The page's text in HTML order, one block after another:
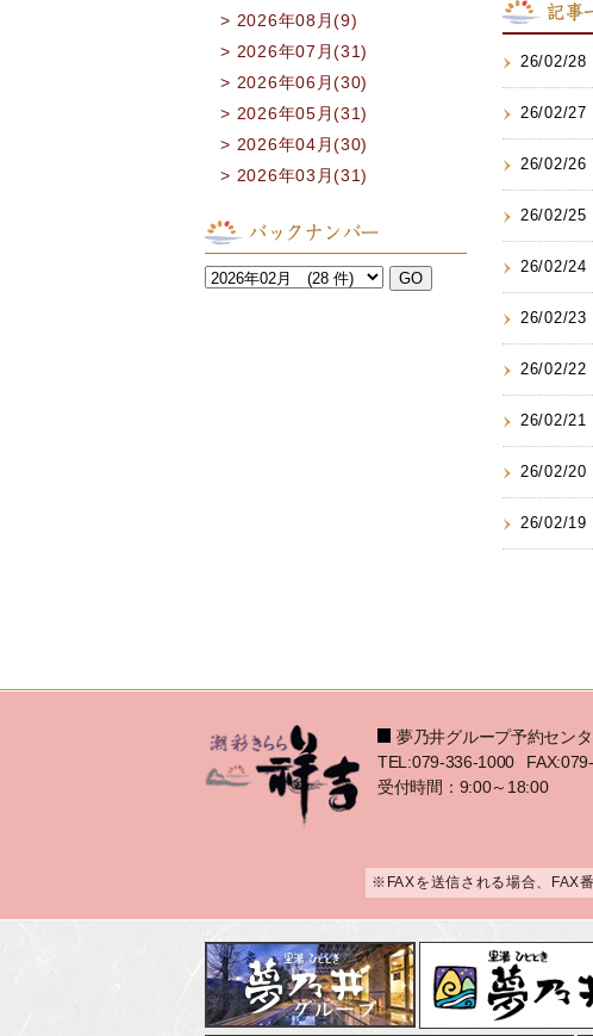
記事
26/02/
26/02/
26/02/
26/02/
26/02/
26/02/
26/02/
26/02/
26/02/
26/02/
2026年08月(9)
2026年07月(31)
2026年06月(30)
2026年05月(31)
2026年04月(30)
2026年03月(31)
バックナンバー
夢乃井グループ予約セン
TEL:079-336-1000
受付時間：9:00～18:00
※FAXを送信される場合、FAX